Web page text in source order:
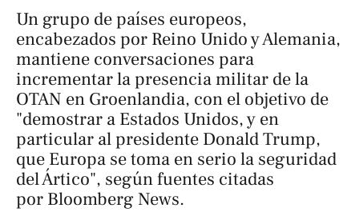
Un grupo de países europeos,
encabezados por Reino Unido y Alemania,
mantiene conversaciones para
incrementar la presencia militar de la
OTAN en Groenlandia, con el objetivo de
"demostrar a Estados Unidos, y en
particular al presidente Donald Trump,
que Europa se toma en serio la seguridad
del Ártico", según fuentes citadas
por Bloomberg News.